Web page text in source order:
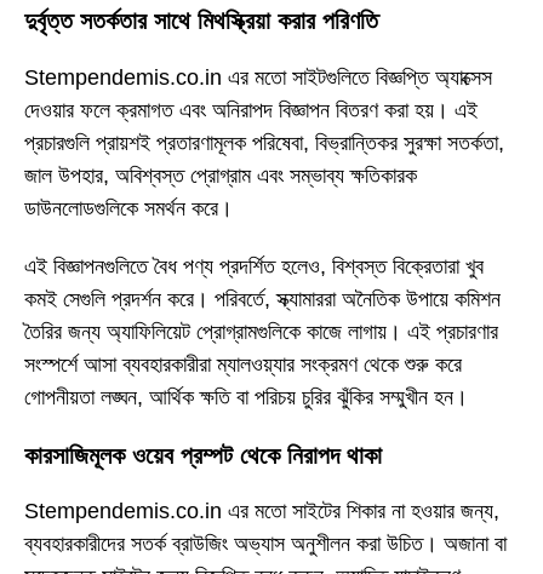
দুর্বৃত্ত সতর্কতার সাথে মিথস্ক্রিয়া করার পরিণতি
Stempendemis.co.in এর মতো সাইটগুলিতে বিজ্ঞপ্তি অ্যাক্সেস
দেওয়ার ফলে ক্রমাগত এবং অনিরাপদ বিজ্ঞাপন বিতরণ করা হয়। এই
প্রচারগুলি প্রায়শই প্রতারণামূলক পরিষেবা, বিভ্রান্তিকর সুরক্ষা সতর্কতা,
জাল উপহার, অবিশ্বস্ত প্রোগ্রাম এবং সম্ভাব্য ক্ষতিকারক
ডাউনলোডগুলিকে সমর্থন করে।
এই বিজ্ঞাপনগুলিতে বৈধ পণ্য প্রদর্শিত হলেও, বিশ্বস্ত বিক্রেতারা খুব
কমই সেগুলি প্রদর্শন করে। পরিবর্তে, স্ক্যামাররা অনৈতিক উপায়ে কমিশন
তৈরির জন্য অ্যাফিলিয়েট প্রোগ্রামগুলিকে কাজে লাগায়। এই প্রচারণার
সংস্পর্শে আসা ব্যবহারকারীরা ম্যালওয়্যার সংক্রমণ থেকে শুরু করে
গোপনীয়তা লঙ্ঘন, আর্থিক ক্ষতি বা পরিচয় চুরির ঝুঁকির সম্মুখীন হন।
কারসাজিমূলক ওয়েব প্রম্পট থেকে নিরাপদ থাকা
Stempendemis.co.in এর মতো সাইটের শিকার না হওয়ার জন্য,
ব্যবহারকারীদের সতর্ক ব্রাউজিং অভ্যাস অনুশীলন করা উচিত। অজানা বা